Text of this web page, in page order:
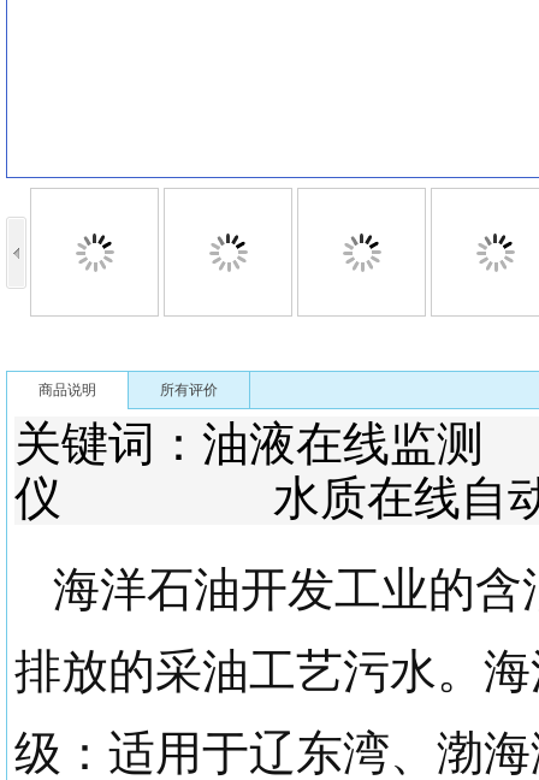
商品说明 所有评价
关键词：油液在
仪 水质在线自动
海洋石油开发工业的
排放的采油工艺污水。
级：适用于辽东湾、渤